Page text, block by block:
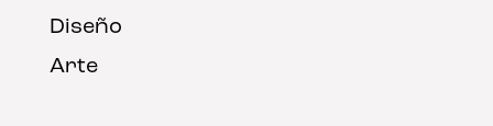
Diseño
Arte